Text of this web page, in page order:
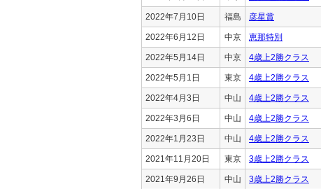
2022年7月10日 福島 彦星賞
2022年6月12日 中京 恵那特別
2022年5月14日 中京 4歳上2勝クラス
2022年5月1日 東京 4歳上2勝クラス
2022年4月3日 中山 4歳上2勝クラス
2022年3月6日 中山 4歳上2勝クラス
2022年1月23日 中山 4歳上2勝クラス
2021年11月20日 東京 3歳上2勝クラス
2021年9月26日 中山 3歳上2勝クラス